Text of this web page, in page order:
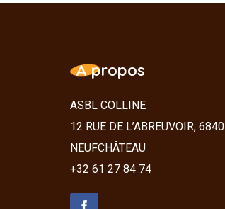
A propos
ASBL COLLINE
12 RUE DE L’ABREUVOIR, 6840
NEUFCHÂTEAU
+32 61 27 84 74